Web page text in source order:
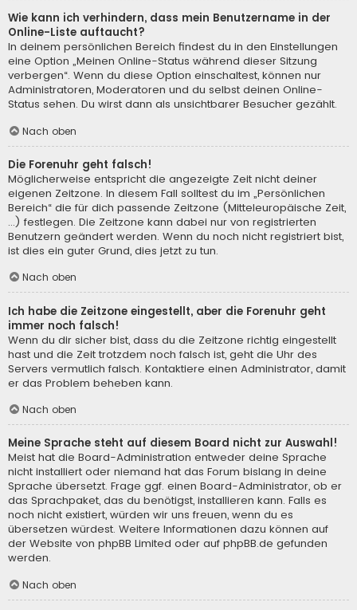
Wie kann ich verhindern, dass mein Benutzername in der
Online-Liste auftaucht?
In deinem persönlichen Bereich findest du in den Einstellungen
eine Option „Meinen Online-Status während dieser Sitzung
verbergen“. Wenn du diese Option einschaltest, können nur
Administratoren, Moderatoren und du selbst deinen Online-
Status sehen. Du wirst dann als unsichtbarer Besucher gezählt.
Nach oben
Die Forenuhr geht falsch!
Möglicherweise entspricht die angezeigte Zeit nicht deiner
eigenen Zeitzone. In diesem Fall solltest du im „Persönlichen
Bereich“ die für dich passende Zeitzone (Mitteleuropäische Zeit,
...) festlegen. Die Zeitzone kann dabei nur von registrierten
Benutzern geändert werden. Wenn du noch nicht registriert bist,
ist dies ein guter Grund, dies jetzt zu tun.
Nach oben
Ich habe die Zeitzone eingestellt, aber die Forenuhr geht
immer noch falsch!
Wenn du dir sicher bist, dass du die Zeitzone richtig eingestellt
hast und die Zeit trotzdem noch falsch ist, geht die Uhr des
Servers vermutlich falsch. Kontaktiere einen Administrator, damit
er das Problem beheben kann.
Nach oben
Meine Sprache steht auf diesem Board nicht zur Auswahl!
Meist hat die Board-Administration entweder deine Sprache
nicht installiert oder niemand hat das Forum bislang in deine
Sprache übersetzt. Frage ggf. einen Board-Administrator, ob er
das Sprachpaket, das du benötigst, installieren kann. Falls es
noch nicht existiert, würden wir uns freuen, wenn du es
übersetzen würdest. Weitere Informationen dazu können auf
der Website von phpBB Limited oder auf phpBB.de gefunden
werden.
Nach oben